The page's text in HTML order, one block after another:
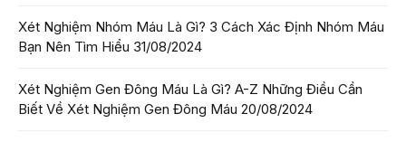
Xét Nghiệm Nhóm Máu Là Gì? 3 Cách Xác Định Nhóm Máu
Bạn Nên Tìm Hiểu 31/08/2024
Xét Nghiệm Gen Đông Máu Là Gì? A-Z Những Điều Cần
Biết Về Xét Nghiệm Gen Đông Máu 20/08/2024